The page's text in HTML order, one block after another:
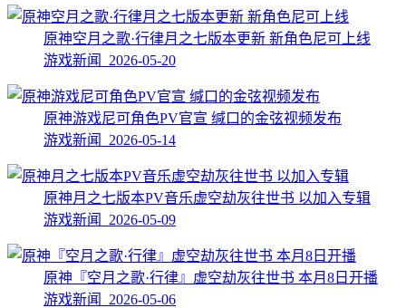
原神空月之歌·行律月之七版本更新 新角色尼可上线
游戏新闻 2026-05-20
原神游戏尼可角色PV官宣 缄口的金弦视频发布
游戏新闻 2026-05-14
原神月之七版本PV音乐虚空劫灰往世书 以加入专辑
游戏新闻 2026-05-09
原神『空月之歌·行律』虚空劫灰往世书 本月8日开播
游戏新闻 2026-05-06